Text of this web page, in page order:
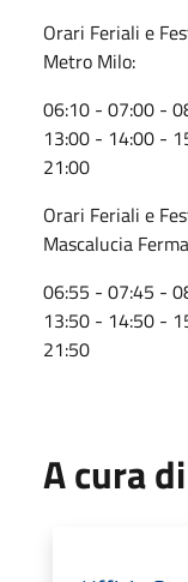
Orari Feriali e
Metro Milo:
06:10 - 07:00 -
13:00 - 14:00 -
21:00
Orari Feriali e
Mascalucia
06:55 - 07:45 -
13:50 - 14:50 -
21:50
A cura di